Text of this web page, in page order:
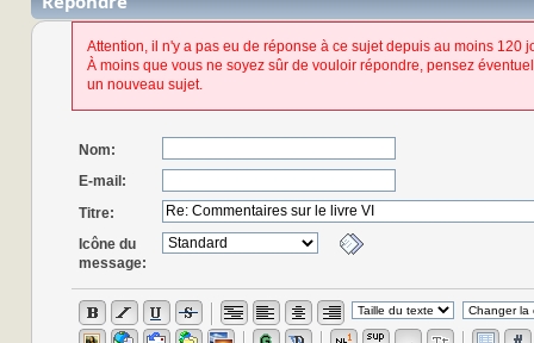
Attention, il n'y a pas eu de réponse à ce sujet depuis au moins 120
À moins que vous ne soyez sûr de vouloir répondre, pensez
un nouveau sujet.
Nom:
E-mail:
Titre:
Icône du
message: